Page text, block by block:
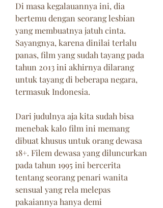
Di masa kegalauannya ini, dia
bertemu dengan seorang lesbian
yang membuatnya jatuh cinta.
Sayangnya, karena dinilai terlalu
panas, film yang sudah tayang pada
tahun 2013 ini akhirnya dilarang
untuk tayang di beberapa negara,
termasuk Indonesia.
Dari judulnya aja kita sudah bisa
menebak kalo film ini memang
dibuat khusus untuk orang dewasa
18+. Filem dewasa yang diluncurkan
pada tahun 1995 ini bercerita
tentang seorang penari wanita
sensual yang rela melepas
pakaiannya hanya demi